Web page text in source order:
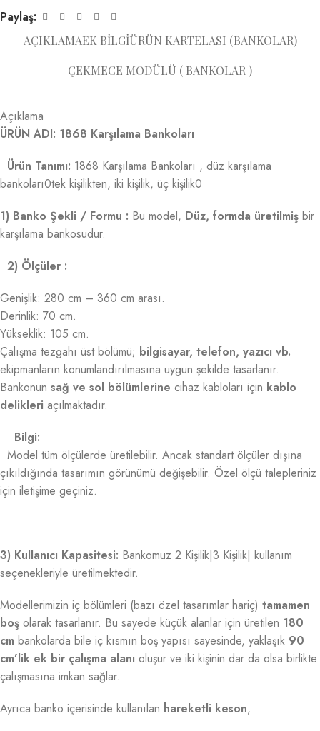
Paylaş:
AÇIKLAMAEK BILGIÜRÜN KARTELASI (BANKOLAR)
ÇEKMECE MODÜLÜ ( BANKOLAR )
Açıklama
ÜRÜN ADI: 1868 Karşılama Bankoları
Ürün Tanımı: 1868 Karşılama Bankoları , düz karşılama
bankoları0tek kişilikten, iki kişilik, üç kişilik0
1) Banko Şekli / Formu : Bu model, Düz, formda üretilmiş bir
karşılama bankosudur.
2) Ölçüler :
Genişlik: 280 cm – 360 cm arası.
Derinlik: 70 cm.
Yükseklik: 105 cm.
Çalışma tezgahı üst bölümü; bilgisayar, telefon, yazıcı vb.
ekipmanların konumlandırılmasına uygun şekilde tasarlanır.
Bankonun sağ ve sol bölümlerine cihaz kabloları için kablo
delikleri açılmaktadır.
Bilgi:
Model tüm ölçülerde üretilebilir. Ancak standart ölçüler dışına
çıkıldığında tasarımın görünümü değişebilir. Özel ölçü talepleriniz
için iletişime geçiniz.
3) Kullanıcı Kapasitesi: Bankomuz 2 Kişilik|3 Kişilik| kullanım
seçenekleriyle üretilmektedir.
Modellerimizin iç bölümleri (bazı özel tasarımlar hariç) tamamen
boş olarak tasarlanır. Bu sayede küçük alanlar için üretilen 180
cm bankolarda bile iç kısmın boş yapısı sayesinde, yaklaşık 90
cm’lik ek bir çalışma alanı oluşur ve iki kişinin dar da olsa birlikte
çalışmasına imkan sağlar.
Ayrıca banko içerisinde kullanılan hareketli keson,